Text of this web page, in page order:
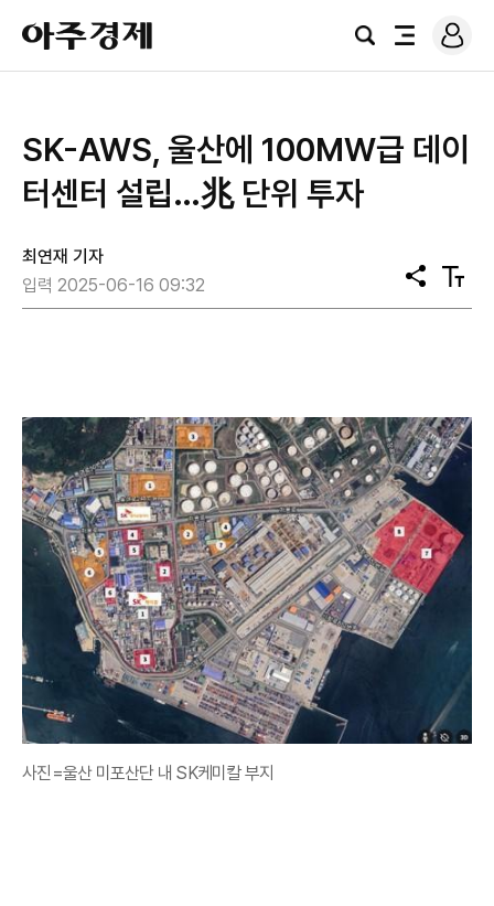
아
주
경
검
전
로
그
SK-AWS, 울산에 100MW급 데이
터센터 설립…兆 단위 투자
최연재 기자
입력 2025-06-16 09:32
공
유
텍
스
사진=울산 미포산단 내 SK케미칼 부지